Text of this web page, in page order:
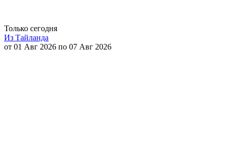
Только сегодня
Из Тайланда
от 01 Авг 2026 по 07 Авг 2026